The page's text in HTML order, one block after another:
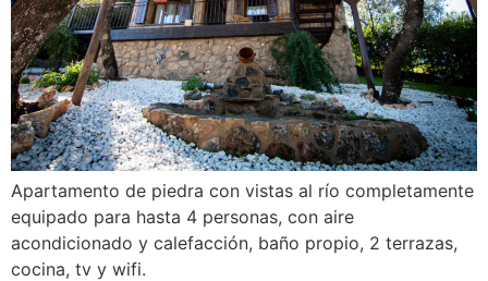
Apartamento de piedra con vistas al río completamente
equipado para hasta 4 personas, con aire
acondicionado y calefacción, baño propio, 2 terrazas,
cocina, tv y wifi.